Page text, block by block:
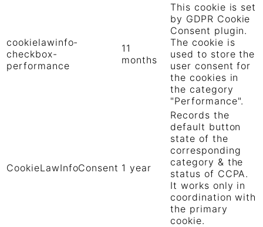
cookielawinfo-
checkbox-
performance
11
months
This cookie is set
by GDPR Cookie
Consent plugin.
The cookie is
used to store the
user consent for
the cookies in
the category
"Performance".
CookieLawInfoConsent 1 year
Records the
default button
state of the
corresponding
category & the
status of CCPA.
It works only in
coordination with
the primary
cookie.